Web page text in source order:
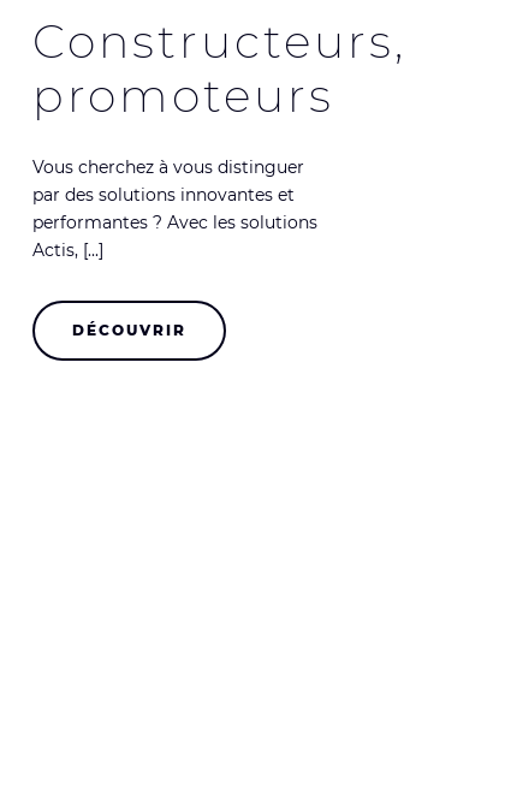
Constructeurs,
promoteurs
Vous cherchez à vous distinguer
par des solutions innovantes et
performantes ? Avec les solutions
Actis, [...]
DÉCOUVRIR